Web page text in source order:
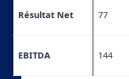
Résultat Net 77
EBITDA 144